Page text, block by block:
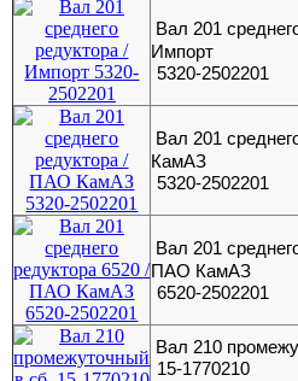
Вал 201
Импорт
5320-2502201
Вал 201
КамАЗ
5320-2502201
Вал 201
ПАО КамАЗ
6520-2502201
Вал 210
15-1770210